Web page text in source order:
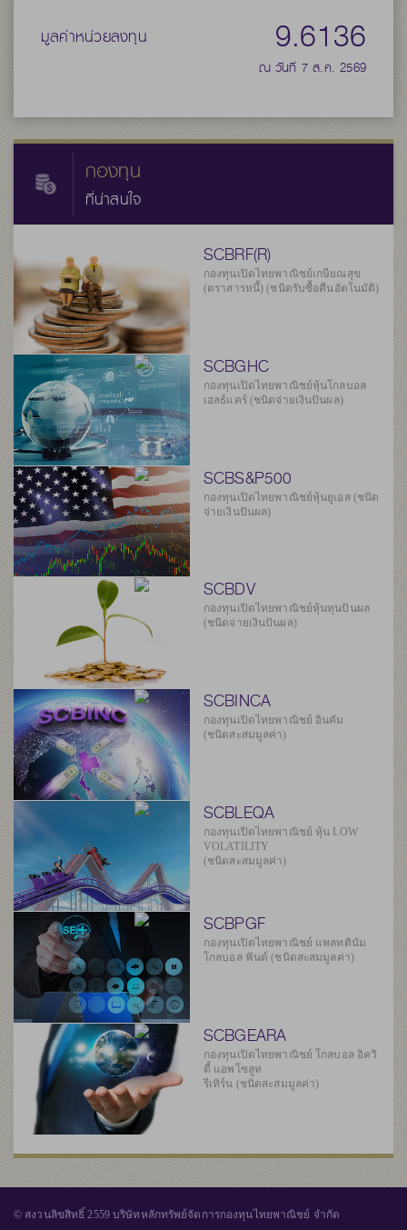
มูลค่าหน่วยลงทุน 9.6136
ณ วันที่ 7 ส.ค. 2569
กองทุน
ที่น่าสนใจ
SCBRF(R)
กองทุนเปิดไทยพาณิชย์เกษียณสุข
(ตราสารหนี้) (ชนิดรับซื้อคืนอัตโนมัติ)
SCBGHC
กองทุนเปิดไทยพาณิชย์หุ้นโกลบอล
เฮลธ์แคร์ (ชนิดจ่ายเงินปันผล)
SCBS&P500
กองทุนเปิดไทยพาณิชย์หุ้นยูเอส (ชนิด
จ่ายเงินปันผล)
SCBDV
กองทุนเปิดไทยพาณิชย์หุ้นทุนปันผล
(ชนิดจ่ายเงินปันผล)
SCBINCA
กองทุนเปิดไทยพาณิชย์ อินคัม
(ชนิดสะสมมูลค่า)
SCBLEQA
กองทุนเปิดไทยพาณิชย์ หุ้น LOW
VOLATILITY
(ชนิดสะสมมูลค่า)
SCBPGF
กองทุนเปิดไทยพาณิชย์ แพลทตินัม
โกลบอล ฟันด์ (ชนิดสะสมมูลค่า)
SCBGEARA
กองทุนเปิดไทยพาณิชย์ โกลบอล อิควิ
ตี้ แอพโซลูท
รีเทิร์น (ชนิดสะสมมูลค่า)
© สงวนลิขสิทธิ์ 2559 บริษัทหลักทรัพย์จัดการกองทุนไทยพาณิชย์ จำกัด